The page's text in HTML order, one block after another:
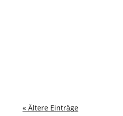
« Ältere Einträge